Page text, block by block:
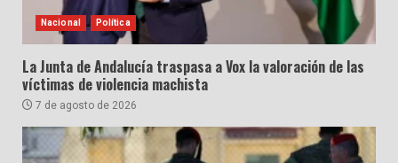
Nacional Política
La Junta de Andalucía traspasa a Vox la valoración de las
víctimas de violencia machista
7 de agosto de 2026